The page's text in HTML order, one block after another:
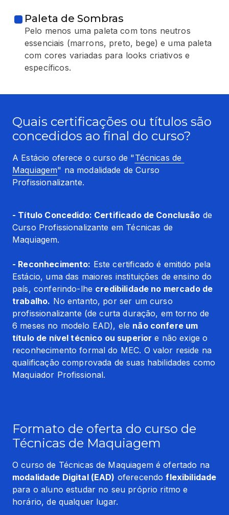
Paleta de Sombras
Pelo menos uma paleta com tons neutros
essenciais (marrons, preto, bege) e uma paleta
com cores variadas para looks criativos e
específicos.
Quais certificações ou títulos são
concedidos ao final do curso?
A Estácio oferece o curso de "Técnicas de
Maquiagem" na modalidade de Curso
Profissionalizante.
- Título Concedido: Certificado de Conclusão de
Curso Profissionalizante em Técnicas de
Maquiagem.
- Reconhecimento: Este certificado é emitido pela
Estácio, uma das maiores instituições de ensino do
país, conferindo-lhe credibilidade no mercado de
trabalho. No entanto, por ser um curso
profissionalizante (de curta duração, em torno de
6 meses no modelo EAD), ele não confere um
título de nível técnico ou superior e não exige o
reconhecimento formal do MEC. O valor reside na
qualificação comprovada de suas habilidades como
Maquiador Profissional.
Formato de oferta do curso de
Técnicas de Maquiagem
O curso de Técnicas de Maquiagem é ofertado na
modalidade Digital (EAD) oferecendo flexibilidade
para o aluno estudar no seu próprio ritmo e
horário, de qualquer lugar.